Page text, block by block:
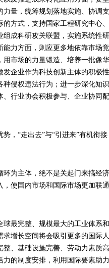
力量，统筹规划落地实施、协调
的方式，支持国家工程研究中心
组成科研攻关联盟，实施系统性
能力方面，则应更多地依靠市场
用市场的力量锻造、培养一批像
发企业作为科技创新主体的积极
种侵权违法行为；进一步深化知
、行业协会积极参与、企业协同
，“走出去”与“引进来”有机衔接
主体，绝不是关起门来搞经济
，使国内市场和国际市场更加联
完整、规模最大的工业体系和
求增长空间将会吸引更多的国际
整、基础设施完善、劳动力素质
力的制度安排，利用国际要素助